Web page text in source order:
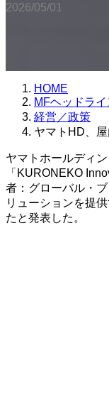
2026/05/01
HOME
MFヘッドラ
経営／政策
ヤマトHD、
ヤマトホールディ
「KURONEKO
者：グローバル・
リューションを提
たと発表した。